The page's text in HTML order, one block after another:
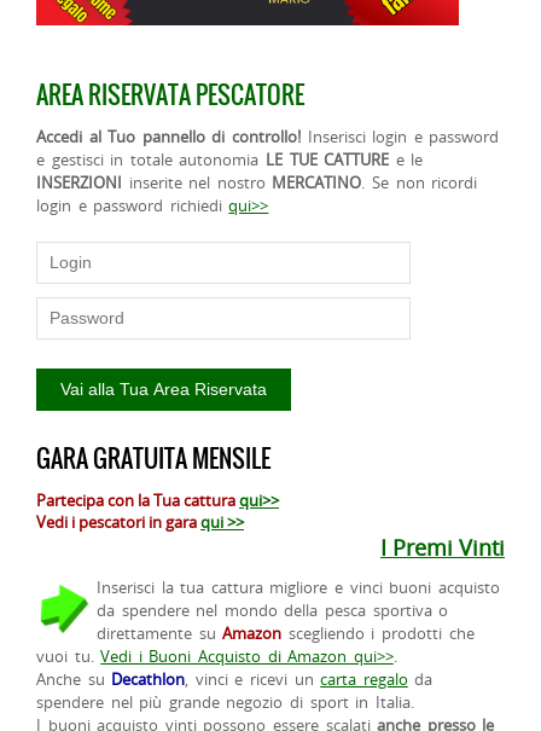
AREA RISERVATA PESCATORE
Accedi al Tuo pannello di controllo! Inserisci login e password
e gestisci in totale autonomia LE TUE CATTURE e le
INSERZIONI inserite nel nostro MERCATINO. Se non ricordi
login e password richiediqui>>
GARA GRATUITA MENSILE
Partecipa con la Tua catturaqui>>
Vedi i pescatori in garaqui >>
I Premi Vinti
Inserisci la tua cattura migliore e vinci buoni acquisto
da spendere nel mondo della pesca sportiva o
direttamente suAmazon scegliendo i prodotti che
vuoi tu.Vedi i Buoni Acquisto di Amazon qui>>.
Anche su Decathlon, vinci e ricevi uncarta regalo da
spendere nel più grande negozio di sport in Italia.
I buoni acquisto vinti possono essere scalatianche presso le